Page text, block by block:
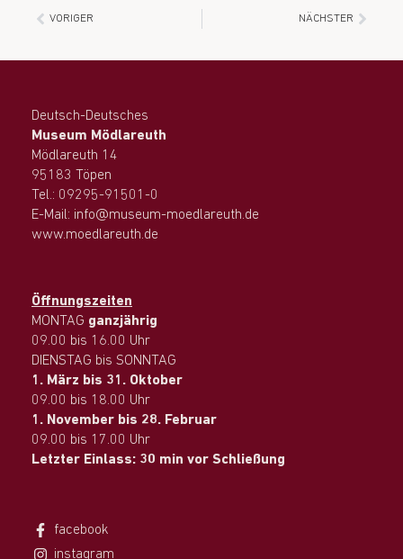
VORIGER NÄCHSTER
Deutsch-Deutsches
Museum Mödlareuth
Mödlareuth 14
95183 Töpen
Tel.: 09295-91501-0
E-Mail: info@museum-moedlareuth.de
www.moedlareuth.de
Öffnungszeiten
MONTAG ganzjährig
09.00 bis 16.00 Uhr
DIENSTAG bis SONNTAG
1. März bis 31. Oktober
09.00 bis 18.00 Uhr
1. November bis 28. Februar
09.00 bis 17.00 Uhr
Letzter Einlass: 30 min vor Schließung
facebook
instagram